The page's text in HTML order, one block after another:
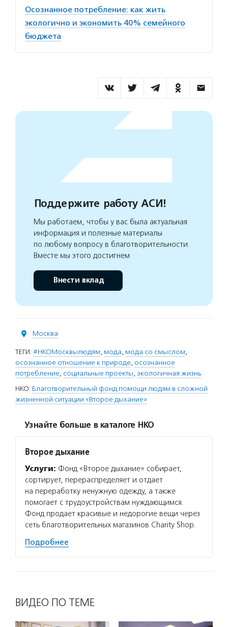
Осознанное потребление: как жить
экологично и экономить 40% семейного
бюджета
Поддержите работу АСИ!
Мы работаем, чтобы у вас была актуальная
информация и полезные материалы
по любому вопросу в благотворительности.
Вместе мы этого достигнем
Внести вклад
Москва
ТЕГИ: #НКОМосквылюдям, мода, мода со смыслом,
осознанное отношение к природе, осознанное
потребление, социальные проекты, экологичная жизнь
НКО: Благотворительный фонд помощи людям в сложной
жизненной ситуации «Второе дыхание»
Узнайте больше в каталоге НКО
Второе дыхание
Услуги: Фонд «Второе дыхание» собирает,
сортирует, перераспределяет и отдает
на переработку ненужную одежду, а также
помогает с трудоустройствам нуждающимся.
Фонд продает красивые и недорогие вещи через
сеть благотворительных магазинов Charity Shop.
Подробнее
ВИДЕО ПО ТЕМЕ